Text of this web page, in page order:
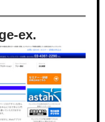
ex.